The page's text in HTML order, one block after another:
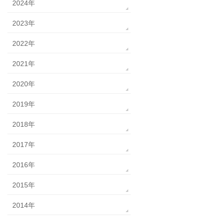
2024年
2023年
2022年
2021年
2020年
2019年
2018年
2017年
2016年
2015年
2014年